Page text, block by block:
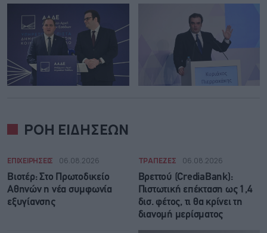
ΡΟΗ ΕΙΔΗΣΕΩΝ
ΕΠΙΧΕΙΡΗΣΕΙΣ 06.08.2026
Βιοτέρ: Στο Πρωτοδικείο
Αθηνών η νέα συμφωνία
εξυγίανσης
ΤΡΑΠΕΖΕΣ 06.08.2026
Βρεττού (CrediaBank):
Πιστωτική επέκταση ως 1,4
δισ. φέτος, τι θα κρίνει τη
διανομή μερίσματος